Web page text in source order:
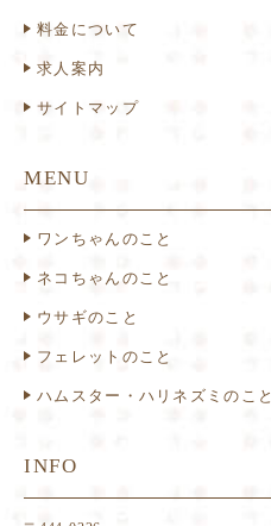
料金について
求人案内
サイトマップ
MENU
ワンちゃんのこと
ネコちゃんのこと
ウサギのこと
フェレットのこと
ハムスター・ハリネズミのこと
INFO